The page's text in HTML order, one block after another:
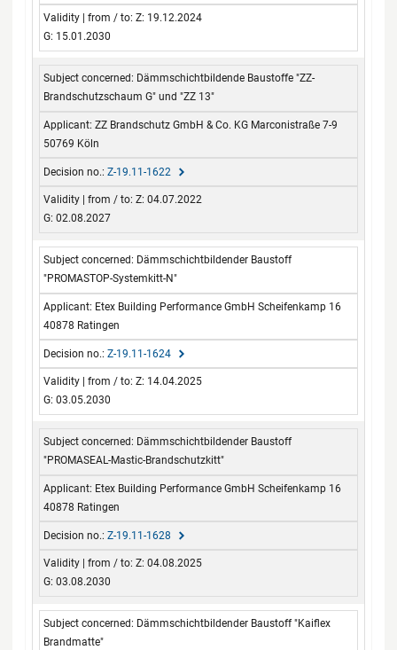
Z: 19.12.2024
G: 15.01.2030
Dämmschichtbildende Baustoffe "ZZ-
Brandschutzschaum G" und "ZZ 13"
ZZ Brandschutz GmbH & Co. KG Marconistraße 7-9
50769 Köln
Z-19.11-1622
Z: 04.07.2022
G: 02.08.2027
Dämmschichtbildender Baustoff
"PROMASTOP-Systemkitt-N"
Etex Building Performance GmbH Scheifenkamp 16
40878 Ratingen
Z-19.11-1624
Z: 14.04.2025
G: 03.05.2030
Dämmschichtbildender Baustoff
"PROMASEAL-Mastic-Brandschutzkitt"
Etex Building Performance GmbH Scheifenkamp 16
40878 Ratingen
Z-19.11-1628
Z: 04.08.2025
G: 03.08.2030
Dämmschichtbildender Baustoff "Kaiflex
Brandmatte"